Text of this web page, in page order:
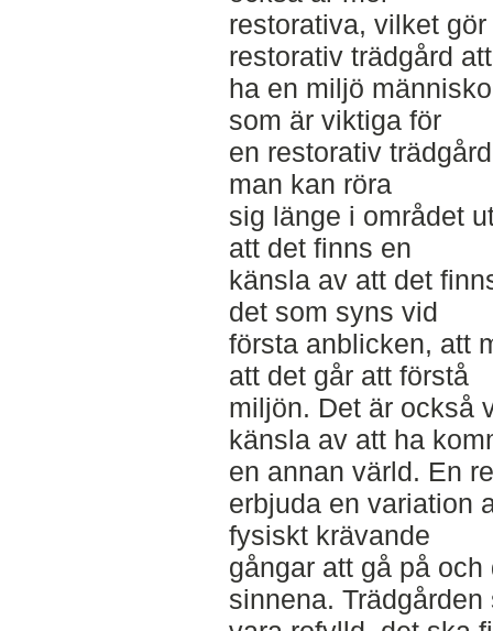
restorativa, vilket
restorativ trädgård att
ha en miljö
som är viktiga för
en restorativ
man kan röra
sig länge i området
att det finns en
känsla av att det
det som syns vid
första anblicken, att
att det går att förstå
miljön. Det är också
känsla av att ha
en annan värld. En
erbjuda en variation
fysiskt krävande
gångar att gå på
sinnena. Trädgården